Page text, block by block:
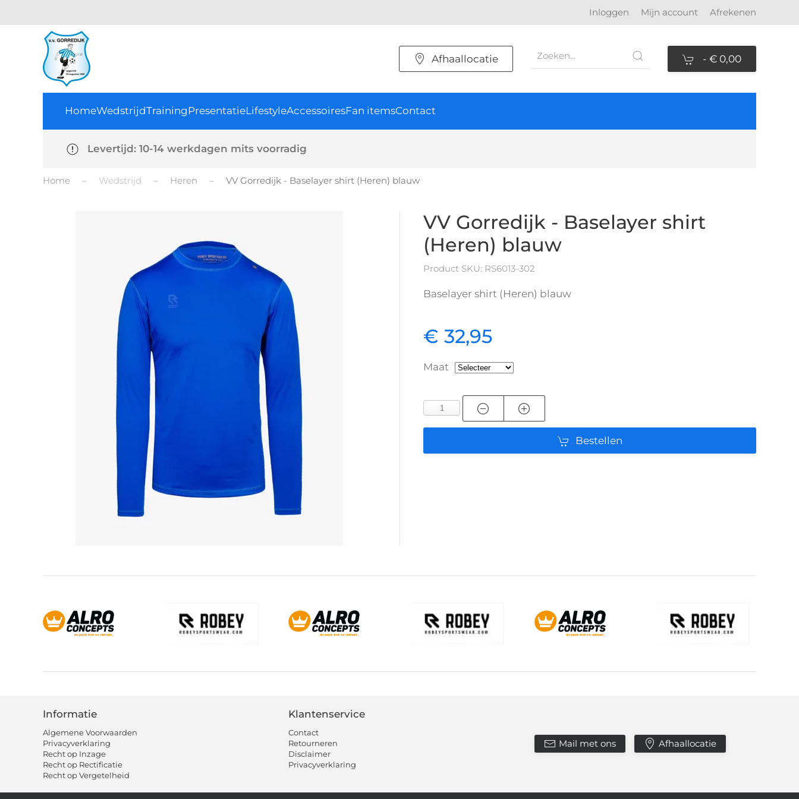
Inloggen Mijn account Afrekenen
Afhaallocatie - € 0,00
HomeWedstrijdTraining PresentatieLifestyleAccessoiresFan itemsContact
Levertijd: 10-14 werkdagen mits voorradig
Home Wedstrijd Heren VV Gorredijk - Baselayer shirt (Heren) blauw
VV Gorredijk - Baselayer shirt
(Heren) blauw
Product SKU: RS6013-302
Baselayer shirt (Heren) blauw
€ 32,95
Maat
Bestellen
Informatie
Algemene Voorwaarden
Privacyverklaring
Recht op Inzage
Recht op Rectificatie
Recht op Vergetelheid
Klantenservice
Contact
Retourneren
Disclaimer
Privacyverklaring
Mail met ons Afhaallocatie